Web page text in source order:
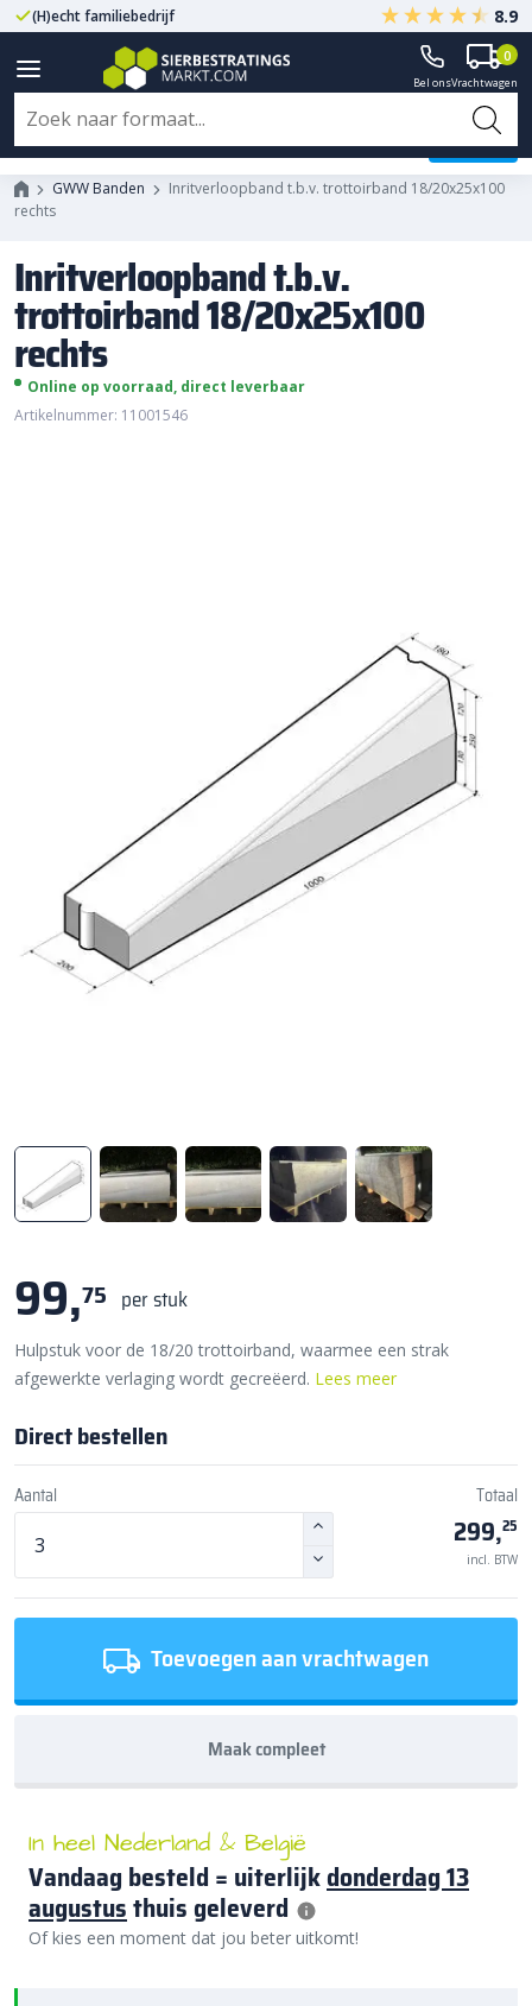
Gegarandeerd A-kwaliteit Altijd met fabrieksgarantie
8.9
Bel onsVrachtwagen
0
GWW Banden
Inritverloopband t.b.v. trottoirband 18/20x25x100
rechts
Inritverloopband t.b.v.
trottoirband 18/20x25x100
rechts
Online op voorraad, direct leverbaar
Artikelnummer: 11001546
99,75 per stuk
Hulpstuk voor de 18/20 trottoirband, waarmee een strak
afgewerkte verlaging wordt gecreëerd. Lees meer
Direct bestellen
Aantal Totaal
299,25
incl. BTW
Toevoegen aan vrachtwagen
Maak compleet
In heel Nederland & België
Vandaag besteld = uiterlijkdonderdag 13
augustusthuis geleverd
Of kies een moment dat jou beter uitkomt!
Inritverloopband t.b.v.
trottoirband 18/20x25x100 rechts